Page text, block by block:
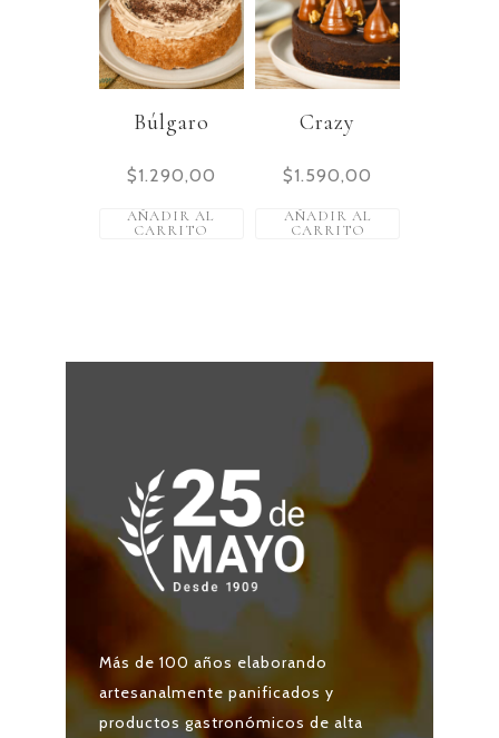
Búlgaro
$1.290,00
AÑADIR AL
CARRITO
Crazy
$1.590,00
AÑADIR AL
CARRITO
Más de 100 años elaborando
artesanalmente panificados y
productos gastronómicos de alta